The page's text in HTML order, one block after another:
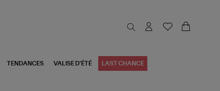
TENDANCES VALISE D'ÉTÉ LAST CHANCE